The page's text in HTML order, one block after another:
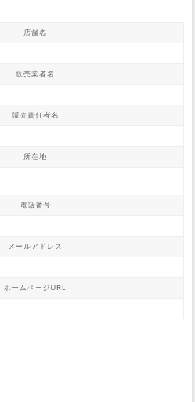
店舗名
販売業者名
販売責任者名
所在地
電話番号
メールアドレス
ホームページURL